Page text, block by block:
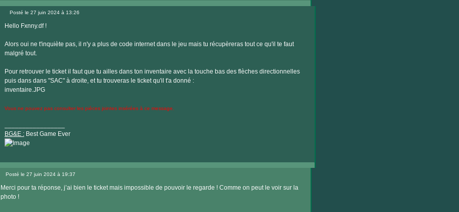
Posté le 27 juin 2024 à 13:26
Hello Fxnny.df !
Alors oui ne t'inquiète pas, il n'y a plus de code internet dans le jeu mais tu récupèreras tout ce qu'il te faut
malgré tout.
Pour retrouver le ticket il faut que tu ailles dans ton inventaire avec la touche bas des flèches directionnelles
puis dans dans "SAC" à droite, et tu trouveras le ticket qu'il t'a donné :
inventaire.JPG
Vous ne pouvez pas consulter les pièces jointes insérées à ce message.
BG&E :Best Game Ever
Visiter
site
Posté le 27 juin 2024 à 19:37
Merci pour ta réponse, j’ai bien le ticket mais impossible de pouvoir le regarde ! Comme on peut le voir sur la
photo !